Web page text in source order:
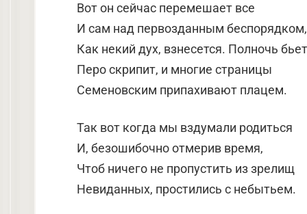
Вот он сейчас перемешает все
И сам над первозданным беспорядком,
Как некий дух, взнесется. Полночь
Перо скрипит, и многие страницы
Семеновским припахивают плацем.
Так вот когда мы вздумали родиться
И, безошибочно отмерив время,
Чтоб ничего не пропустить из зрелищ
Невиданных, простились с небытьем.